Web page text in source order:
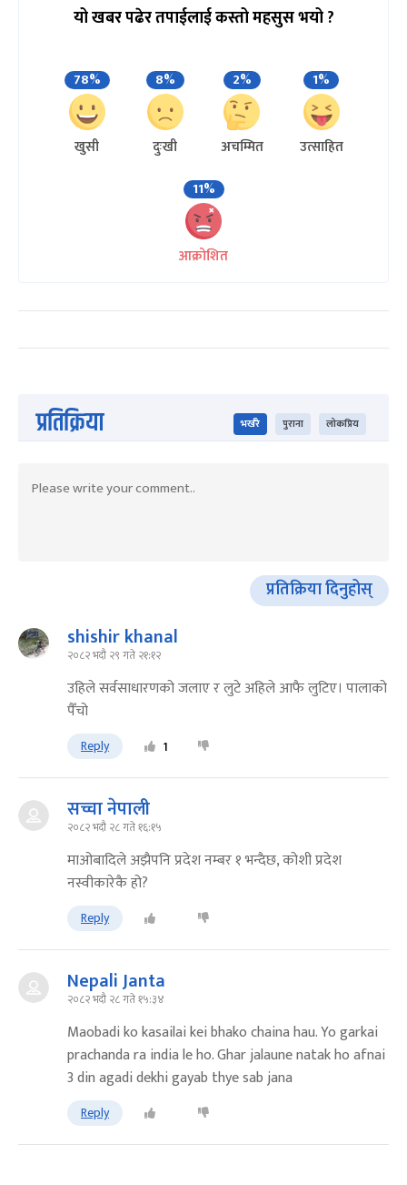
यो खबर पढेर तपाईलाई कस्तो महसुस भयो ?
78%
खुसी
8%
दुःखी
2%
अचम्मित
1%
उत्साहित
11%
आक्रोशित
प्रतिक्रिया भर्खरै पुराना लोकप्रिय
प्रतिक्रिया दिनुहोस्
shishir khanal
२०८२ भदौ २९ गते २१:१२
उहिले सर्वसाधारणको जलाए र लुटे अहिले आफै लुटिए। पालाको
पैँचो
Reply 1
सच्चा नेपाली
२०८२ भदौ २८ गते १६:१५
माओबादिले अझैपनि प्रदेश नम्बर १ भन्दैछ, कोशी प्रदेश
नस्वीकारेकै हो?
Reply
Nepali Janta
२०८२ भदौ २८ गते १५:३४
Maobadi ko kasailai kei bhako chaina hau. Yo garkai
prachanda ra india le ho. Ghar jalaune natak ho afnai
3 din agadi dekhi gayab thye sab jana
Reply